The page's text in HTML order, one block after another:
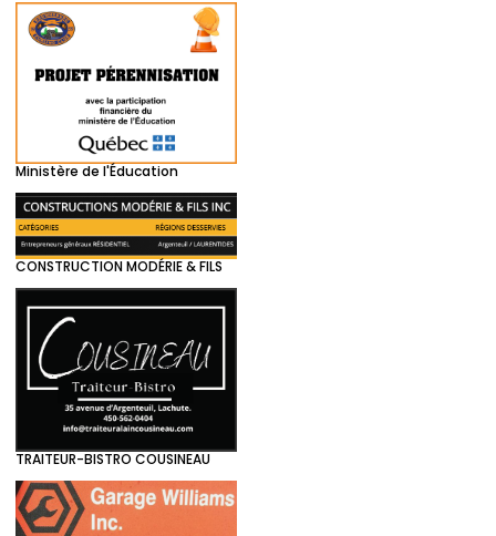
Ministère de l'Éducation
CONSTRUCTION MODÉRIE & FILS
TRAITEUR-BISTRO COUSINEAU